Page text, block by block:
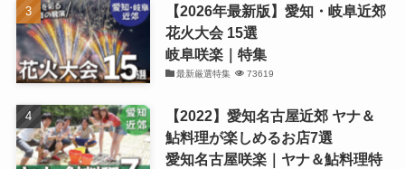
【2026年最新版】愛知・岐阜近郊
花火大会 15選
岐阜咲楽｜特集
最新厳選特集 73619
【2022】愛知名古屋近郊 ヤナ＆
鮎料理が楽しめるお店7選
愛知名古屋咲楽｜ヤナ＆鮎料理特